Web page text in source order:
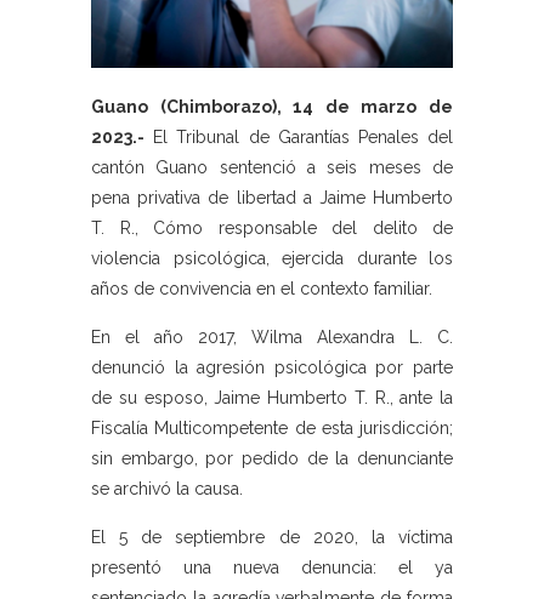
Guano (Chimborazo), 14 de marzo de
2023.- El Tribunal de Garantías Penales del
cantón Guano sentenció a seis meses de
pena privativa de libertad a Jaime Humberto
T. R., Cómo responsable del delito de
violencia psicológica, ejercida durante los
años de convivencia en el contexto familiar.
En el año 2017, Wilma Alexandra L. C.
denunció la agresión psicológica por parte
de su esposo, Jaime Humberto T. R., ante la
Fiscalía Multicompetente de esta jurisdicción;
sin embargo, por pedido de la denunciante
se archivó la causa.
El 5 de septiembre de 2020, la víctima
presentó una nueva denuncia: el ya